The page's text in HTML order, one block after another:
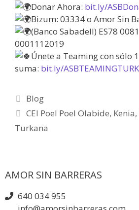
Donar Ahora: bit.ly/
Bizum: 03334 o Amor Sin
(Banco Sabadell) ES78
0001112019
Únete a Teaming con sólo
suma: bit.ly/
Blog
CEI Poel Poel Olabide, Kenia,
Turkana
AMOR SIN BARRERAS
640 034 955